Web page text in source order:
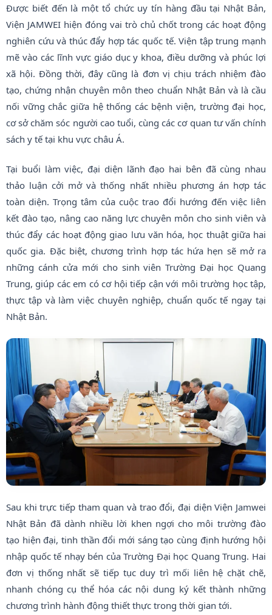
Được biết đến là một tổ chức uy tín hàng đầu tại Nhật Bản,
Viện JAMWEI hiện đóng vai trò chủ chốt trong các hoạt động
nghiên cứu và thúc đẩy hợp tác quốc tế. Viện tập trung mạnh
mẽ vào các lĩnh vực giáo dục y khoa, điều dưỡng và phúc lợi
xã hội. Đồng thời, đây cũng là đơn vị chịu trách nhiệm đào
tạo, chứng nhận chuyên môn theo chuẩn Nhật Bản và là cầu
nối vững chắc giữa hệ thống các bệnh viện, trường đại học,
cơ sở chăm sóc người cao tuổi, cùng các cơ quan tư vấn chính
sách y tế tại khu vực châu Á.
Tại buổi làm việc, đại diện lãnh đạo hai bên đã cùng nhau
thảo luận cởi mở và thống nhất nhiều phương án hợp tác
toàn diện. Trọng tâm của cuộc trao đổi hướng đến việc liên
kết đào tạo, nâng cao năng lực chuyên môn cho sinh viên và
thúc đẩy các hoạt động giao lưu văn hóa, học thuật giữa hai
quốc gia. Đặc biệt, chương trình hợp tác hứa hẹn sẽ mở ra
những cánh cửa mới cho sinh viên Trường Đại học Quang
Trung, giúp các em có cơ hội tiếp cận với môi trường học tập,
thực tập và làm việc chuyên nghiệp, chuẩn quốc tế ngay tại
Nhật Bản.
Sau khi trực tiếp tham quan và trao đổi, đại diện Viện Jamwei
Nhật Bản đã dành nhiều lời khen ngợi cho môi trường đào
tạo hiện đại, tinh thần đổi mới sáng tạo cùng định hướng hội
nhập quốc tế nhạy bén của Trường Đại học Quang Trung. Hai
đơn vị thống nhất sẽ tiếp tục duy trì mối liên hệ chặt chẽ,
nhanh chóng cụ thể hóa các nội dung ký kết thành những
chương trình hành động thiết thực trong thời gian tới.